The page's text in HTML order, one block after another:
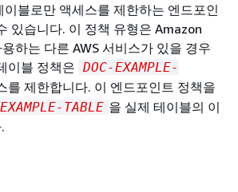
이블로만 액세스를 제한하는 엔드포인
있습니다. 이 정책 유형은 Amazon
하는 다른 AWS 서비스가 있을 경우
이블 정책은 DOC-EXAMPLE-
를 제한합니다. 이 엔드포인트 정책을
TABLE 을 실제 테이블의 이